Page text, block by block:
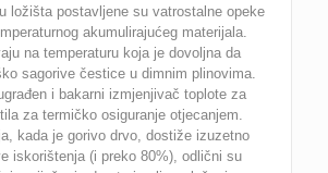
ložišta postavljene su vatrostalne opeke
akumulirajućeg materijala.
na temperaturu koja je dovoljna da
sagorive čestice u dimnim plinovima.
i bakarni izmjenjivač toplote za
za termičko osiguranje otjecanjem.
kada je gorivo drvo, dostiže izuzetno
iskorištenja (i preko 80%), odlični su